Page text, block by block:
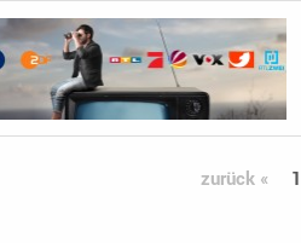
zurück « 1